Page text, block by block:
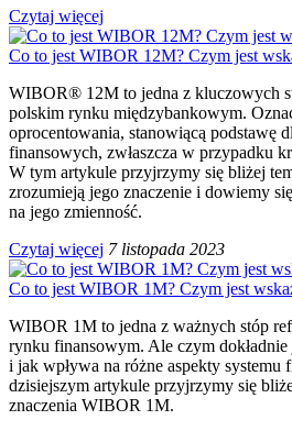
Czytaj więcej
Co to jest WIBOR 12M? Czym jest
WIBOR® 12M to jedna z kluczowych
polskim rynku międzybankowym.
oprocentowania, stanowiącą podstawę
finansowych, zwłaszcza w przypadku
W tym artykule przyjrzymy się bliżej
zrozumieją jego znaczenie i dowiemy
na jego zmienność.
Czytaj więcej 7 listopada 2023
Co to jest WIBOR 1M? Czym jest
WIBOR 1M to jedna z ważnych stóp
rynku finansowym. Ale czym
i jak wpływa na różne aspekty systemu
dzisiejszym artykule przyjrzymy się
znaczenia WIBOR 1M.